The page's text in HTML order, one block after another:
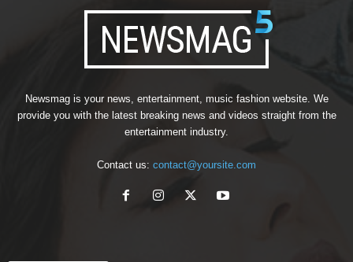
Newsmag is your news, entertainment, music fashion website. We
provide you with the latest breaking news and videos straight from the
entertainment industry.
Contact us: contact@yoursite.com